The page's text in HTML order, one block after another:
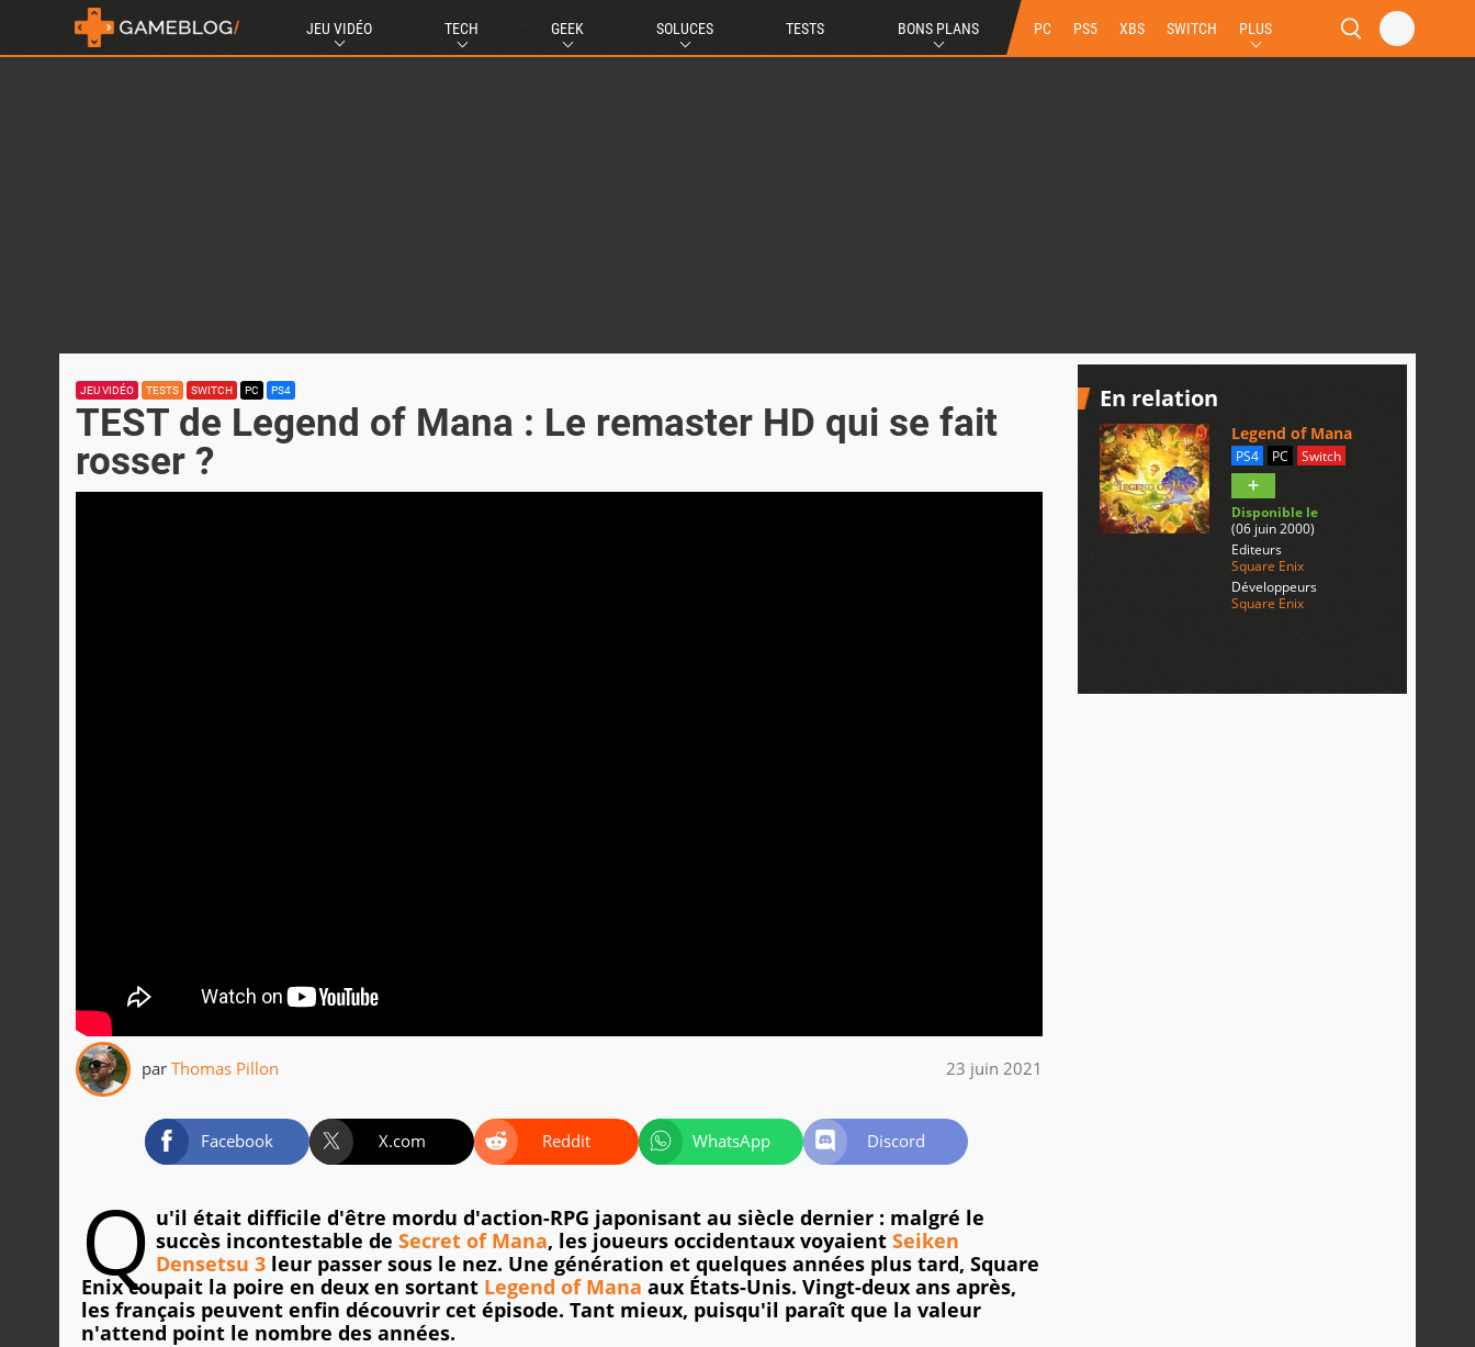
JEU VIDÉO TECH GEEK SOLUCES TESTS BONS PLANS PC PS5 XBS SWITCH PLUS
JEU VIDÉO TESTS SWITCH PC PS4
TEST de Legend of Mana : Le remaster HD qui se fait
rosser ?
par Thomas Pillon 23 juin 2021
Facebook X.com Reddit WhatsApp Discord
Q u'il était difficile d'être mordu d'action-RPG japonisant au siècle dernier : malgré le
succès incontestable de Secret of Mana, les joueurs occidentaux voyaient Seiken
Densetsu 3 leur passer sous le nez. Une génération et quelques années plus tard, Square
Enix coupait la poire en deux en sortant Legend of Mana aux États-Unis. Vingt-deux ans après,
les français peuvent enfin découvrir cet épisode. Tant mieux, puisqu'il paraît que la valeur
n'attend point le nombre des années.
En relation
Legend of Mana
PS4 PC Switch
Disponible le
(06 juin 2000)
Editeurs
Square Enix
Développeurs
Square Enix